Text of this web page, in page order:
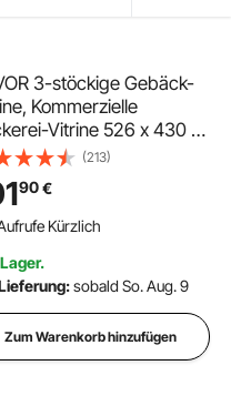
3-stöckige Gebäck-
Kommerzielle
Vitrine 526 x 430 x
mm, Bäckerei-Vitrine,
Vitrine mit Zugang zur
& Abnehmbaren
für Donut-Bagels,
(213)
90€
Kürzlich
sobald So. Aug. 9
Zum Warenkorb hinzufügen